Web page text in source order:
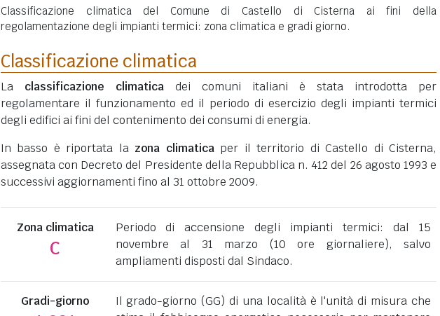
Classificazione climatica del Comune di Castello di Cisterna ai fini della
regolamentazione degli impianti termici: zona climatica e gradi giorno.
Classificazione climatica
La classificazione climatica dei comuni italiani è stata introdotta per
regolamentare il funzionamento ed il periodo di esercizio degli impianti termici
degli edifici ai fini del contenimento dei consumi di energia.
In basso è riportata la zona climaticaper il territorio di Castello di Cisterna,
assegnata con Decreto del Presidente della Repubblica n. 412 del 26 agosto 1993 e
successivi aggiornamenti fino al 31 ottobre 2009.
Zona climatica
C
Periodo di accensione degli impianti termici: dal 15
novembre al 31 marzo (10 ore giornaliere), salvo
ampliamenti disposti dal Sindaco.
Gradi-giorno
Il grado-giorno (GG) di una località è l'unità di misura che